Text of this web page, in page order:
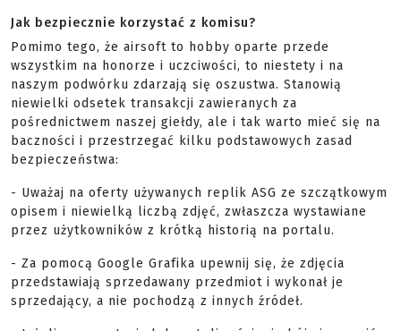
Jak bezpiecznie korzystać z komisu?
Pomimo tego, że airsoft to hobby oparte przede
wszystkim na honorze i uczciwości, to niestety i na
naszym podwórku zdarzają się oszustwa. Stanowią
niewielki odsetek transakcji zawieranych za
pośrednictwem naszej giełdy, ale i tak warto mieć się na
baczności i przestrzegać kilku podstawowych zasad
bezpieczeństwa:
- Uważaj na oferty używanych replik ASG ze szczątkowym
opisem i niewielką liczbą zdjęć, zwłaszcza wystawiane
przez użytkowników z krótką historią na portalu.
- Za pomocą Google Grafika upewnij się, że zdjęcia
przedstawiają sprzedawany przedmiot i wykonał je
sprzedający, a nie pochodzą z innych źródeł.